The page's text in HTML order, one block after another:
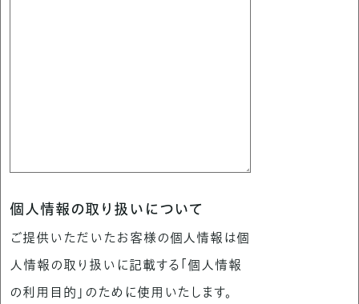
個人情報の取り扱いについて
ご提供いただいたお客様の個人情報は個
人情報の取り扱いに記載する「個人情報
の利用目的」のために使用いたします。